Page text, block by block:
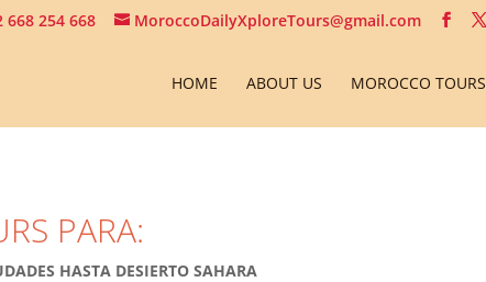
668 254 668 MoroccoDailyXploreTours@gmail.com
HOME ABOUT US MOROCCO TOURS
PARA:
HASTA DESIERTO SAHARA